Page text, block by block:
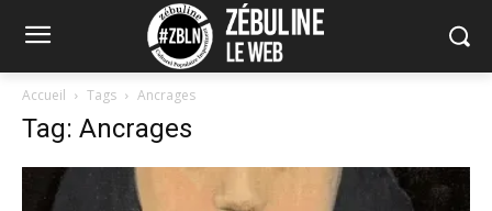
Accueil Tags Ancrages
Tag: Ancrages